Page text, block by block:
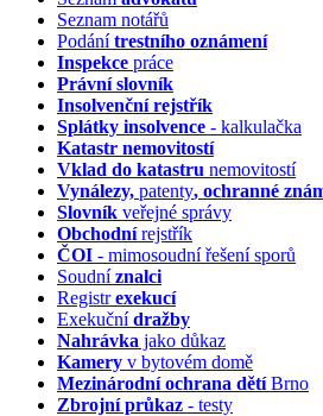
Seznam notářů
Podánítrestního oznámení
Inspekce práce
Právní slovník
Insolvenčnírejstřík
Splátky insolvence - kalkulačka
Katastr nemovitostí
Vklad do katastru nemovitostí
Vynálezy, patenty, ochranné
Slovník veřejné správy
Obchodnírejstřík
ČOI - mimosoudní řešení sporů
Soudníznalci
Registrexekucí
Exekučnídražby
Nahrávka jako důkaz
Kamery v bytovém domě
Mezinárodní ochrana dětíBrno
Zbrojní průkaz - testy